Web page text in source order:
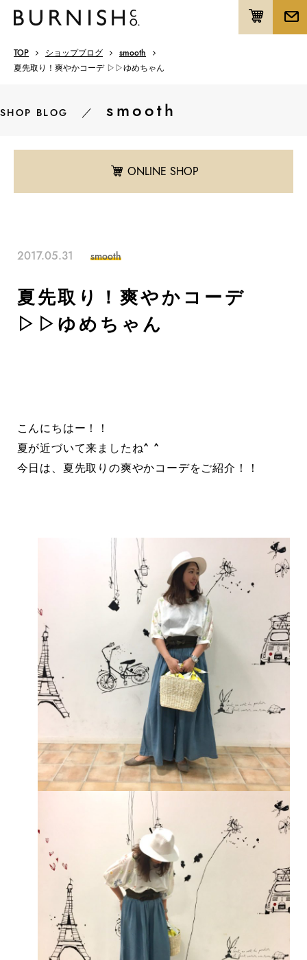
TOP ショップブログ
smooth
夏先取り！爽やかコーデ ▷▷ゆめちゃん
SHOP BLOG ／ smooth
ONLINE SHOP
2017.05.31 smooth
夏先取り！爽やかコーデ
▷▷ゆめちゃん
こんにちはー！！
夏が近づいて来ましたね^ ^
今日は、夏先取りの爽やかコーデをご紹介！！